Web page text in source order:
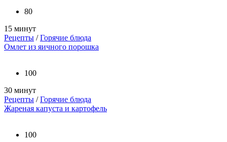
80
15 минут
Рецепты /Горячие блюда
Омлет из яичного порошка
100
30 минут
Рецепты /Горячие блюда
Жареная капуста и картофель
100